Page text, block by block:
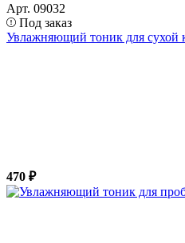
Арт. 09032
Под заказ
Увлажняющий тоник для сухой
470 ₽